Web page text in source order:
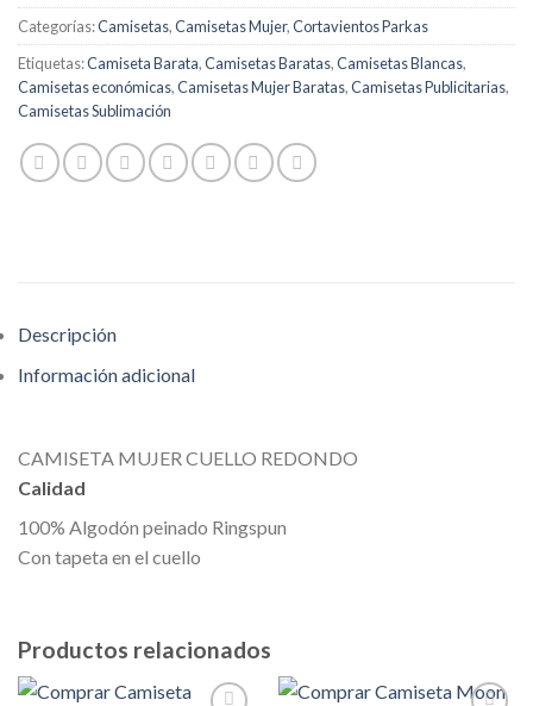
Categorías:Camisetas,Camisetas Mujer,Cortavientos Parkas
Etiquetas:Camiseta Barata,Camisetas Baratas,Camisetas Blancas,
Camisetas económicas,Camisetas Mujer Baratas,Camisetas Publicitarias,
Camisetas Sublimación
Descripción
Información adicional
CAMISETA MUJER CUELLO REDONDO
Calidad
100% Algodón peinado Ringspun
Con tapeta en el cuello
Productos relacionados